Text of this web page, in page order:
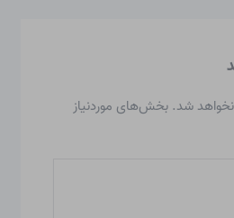
شد. بخش‌های موردنیاز